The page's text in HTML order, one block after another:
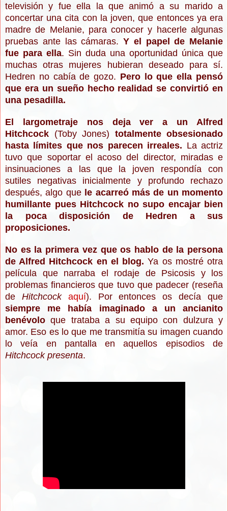
televisión y fue ella la que animó a su marido a
concertar una cita con la joven, que entonces ya era
madre de Melanie, para conocer y hacerle algunas
pruebas ante las cámaras. Y el papel de Melanie
fue para ella. Sin duda una oportunidad única que
muchas otras mujeres hubieran deseado para sí.
Hedren no cabía de gozo. Pero lo que ella pensó
que era un sueño hecho realidad se convirtió en
una pesadilla.
El largometraje nos deja ver a un Alfred
Hitchcock (Toby Jones) totalmente obsesionado
hasta límites que nos parecen irreales. La actriz
tuvo que soportar el acoso del director, miradas e
insinuaciones a las que la joven respondía con
sutiles negativas inicialmente y profundo rechazo
después, algo que le acarreó más de un momento
humillante pues Hitchcock no supo encajar bien
la poca disposición de Hedren a sus
proposiciones.
No es la primera vez que os hablo de la persona
de Alfred Hitchcock en el blog. Ya os mostré otra
película que narraba el rodaje de Psicosis y los
problemas financieros que tuvo que padecer (reseña
de Hitchcock aquí). Por entonces os decía que
siempre me había imaginado a un ancianito
benévolo que trataba a su equipo con dulzura y
amor. Eso es lo que me transmitía su imagen cuando
lo veía en pantalla en aquellos episodios de
Hitchcock presenta.